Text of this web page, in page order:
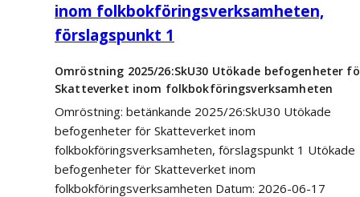
inom folkbokföringsverksamheten,
förslagspunkt 1
Omröstning 2025/26:SkU30 Utökade befogenheter
Skatteverket inom folkbokföringsverksamheten
Omröstning: betänkande 2025/26:SkU30 Utökade
befogenheter för Skatteverket inom
folkbokföringsverksamheten, förslagspunkt 1 Utökade
befogenheter för Skatteverket inom
folkbokföringsverksamheten Datum: 2026-06-17